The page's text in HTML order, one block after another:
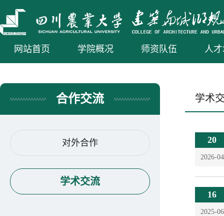
网站首页 学院概况 师资队伍 人
合作交流
对外合作
学术交流
学术
20
2026-04
16
2025-06